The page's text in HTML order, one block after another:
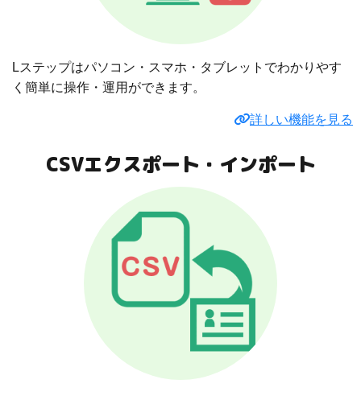
Lステップはパソコン・スマホ・タブレットでわかりやす
く簡単に操作・運用ができます。
詳しい機能を見る
CSVエクスポート・インポート